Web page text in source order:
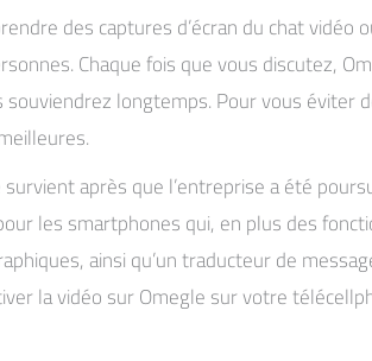
des captures d’écran du chat vidéo
Chaque fois que vous discutez,
longtemps. Pour vous éviter
après que l’entreprise a été
les smartphones qui, en plus des
ainsi qu’un traducteur de
la vidéo sur Omegle sur votre